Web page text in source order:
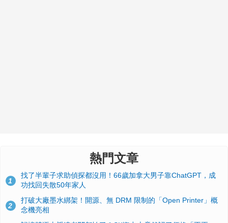
熱門文章
1
找了半輩子求助偵探都沒用！66歲加拿大男子靠ChatGPT，成
功找回失散50年家人
2
打破大廠墨水綁架！開源、無 DRM 限制的「Open Printer」概
念機亮相